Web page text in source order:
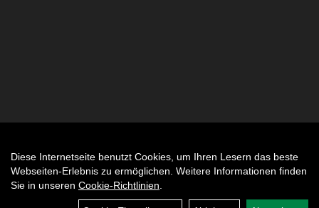
Diese Internetseite benutzt Cookies, um Ihren Lesern das beste
Webseiten-Erlebnis zu ermöglichen. Weitere Informationen finden
Sie in unseren Cookie-Richtlinien
Auftrag widerrufen